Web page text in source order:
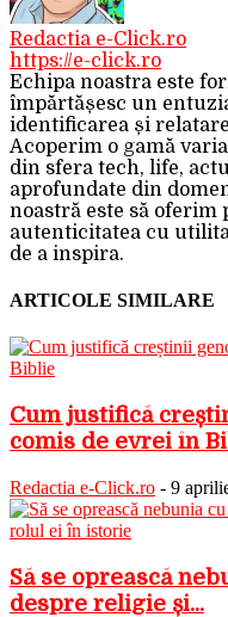
Redactia e-Click.ro
https://e-click.ro
Echipa noastra este
împărtășesc un
identificarea și
Acoperim o gamă
din sfera tech, life,
aprofundate din
noastră este să
autenticitatea cu
de a inspira.
ARTICOLE SIMILARE
Cum justifică
comis de evrei în
Redactia e-Click.ro - 9
Să se oprească
despre religie și...